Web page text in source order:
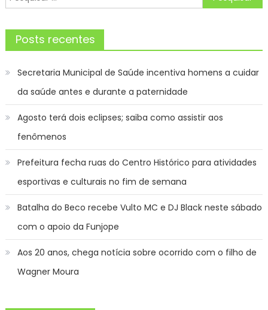
por:
Posts recentes
Secretaria Municipal de Saúde incentiva homens a cuidar
da saúde antes e durante a paternidade
Agosto terá dois eclipses; saiba como assistir aos
fenômenos
Prefeitura fecha ruas do Centro Histórico para atividades
esportivas e culturais no fim de semana
Batalha do Beco recebe Vulto MC e DJ Black neste sábado
com o apoio da Funjope
Aos 20 anos, chega notícia sobre ocorrido com o filho de
Wagner Moura